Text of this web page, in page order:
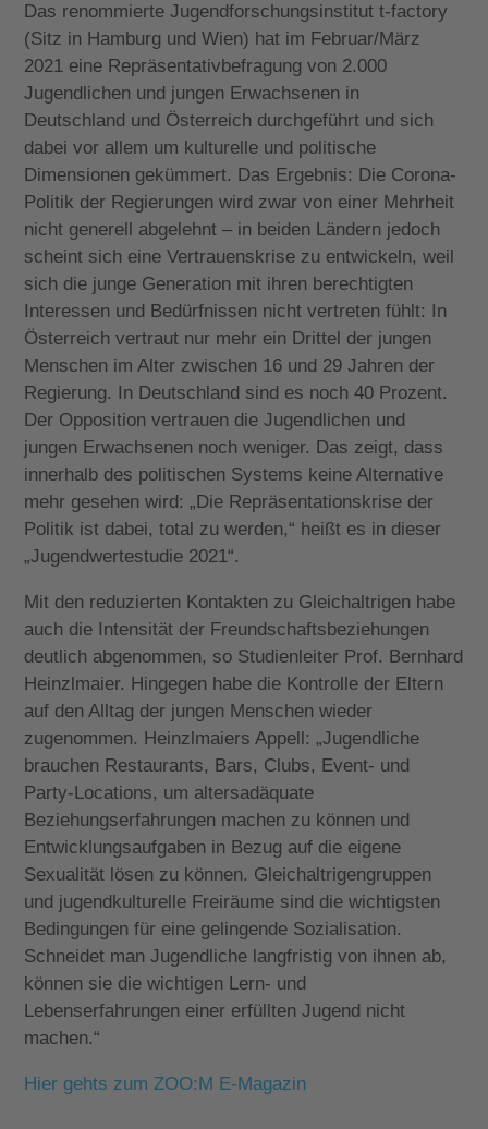
Das renommierte Jugendforschungsinstitut t-factory
(Sitz in Hamburg und Wien) hat im Februar/März
2021 eine Repräsentativbefragung von 2.000
Jugendlichen und jungen Erwachsenen in
Deutschland und Österreich durchgeführt und sich
dabei vor allem um kulturelle und politische
Dimensionen gekümmert. Das Ergebnis: Die Corona-
Politik der Regierungen wird zwar von einer Mehrheit
nicht generell abgelehnt – in beiden Ländern jedoch
scheint sich eine Vertrauenskrise zu entwickeln, weil
sich die junge Generation mit ihren berechtigten
Interessen und Bedürfnissen nicht vertreten fühlt: In
Österreich vertraut nur mehr ein Drittel der jungen
Menschen im Alter zwischen 16 und 29 Jahren der
Regierung. In Deutschland sind es noch 40 Prozent.
Der Opposition vertrauen die Jugendlichen und
jungen Erwachsenen noch weniger. Das zeigt, dass
innerhalb des politischen Systems keine Alternative
mehr gesehen wird: „Die Repräsentationskrise der
Politik ist dabei, total zu werden,“ heißt es in dieser
„Jugendwertestudie 2021“.
Mit den reduzierten Kontakten zu Gleichaltrigen habe
auch die Intensität der Freundschaftsbeziehungen
deutlich abgenommen, so Studienleiter Prof. Bernhard
Heinzlmaier. Hingegen habe die Kontrolle der Eltern
auf den Alltag der jungen Menschen wieder
zugenommen. Heinzlmaiers Appell: „Jugendliche
brauchen Restaurants, Bars, Clubs, Event- und
Party-Locations, um altersadäquate
Beziehungserfahrungen machen zu können und
Entwicklungsaufgaben in Bezug auf die eigene
Sexualität lösen zu können. Gleichaltrigengruppen
und jugendkulturelle Freiräume sind die wichtigsten
Bedingungen für eine gelingende Sozialisation.
Schneidet man Jugendliche langfristig von ihnen ab,
können sie die wichtigen Lern- und
Lebenserfahrungen einer erfüllten Jugend nicht
machen.“
Hier gehts zum ZOO:M E-Magazin